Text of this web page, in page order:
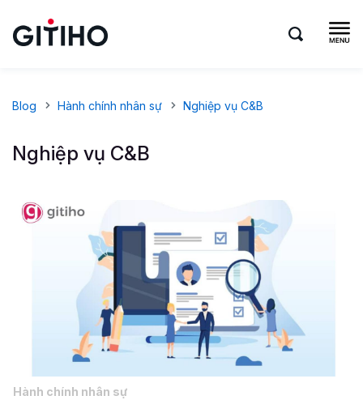
Blog Hành chính nhân sự Nghiệp vụ C&B
Nghiệp vụ C&B
Hành chính nhân sự